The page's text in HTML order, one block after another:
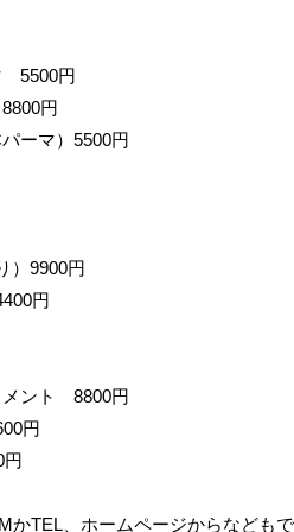
5500円
円
ーマ）5500円
）9900円
円
ント 8800円
円
かTEL、ホームページからなどもで